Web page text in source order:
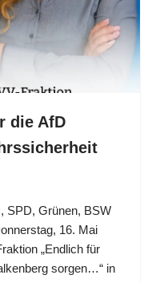
die AfD
SPD, Grünen, BSW
16. Mai
„Endlich für
sorgen…“ in